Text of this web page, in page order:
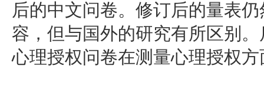
后的中文问卷。修订后的量表
容，但与国外的研究有所区别
心理授权问卷在测量心理授权